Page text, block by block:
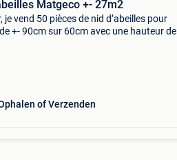
Matgeco +- 27m2
je vend 50 pièces de nid d’abeilles pour
+- 90cm sur 60cm avec une hauteur de
of Verzenden